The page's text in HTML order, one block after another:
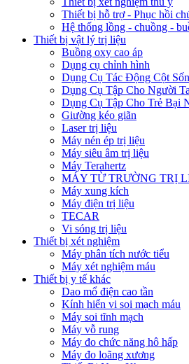
Thiết bị hỗ trợ - Phục hồi
Hệ thống lồng - chuồng -
Thiết bị vật lý trị liệu
Buồng oxy cao áp
Dụng cụ chỉnh hình
Dụng Cụ Tác Động Cột
Dụng Cụ Tập Cho Người
Dụng Cụ Tập Cho Trẻ Bại
Giường kéo giãn
Laser trị liệu
Máy nén ép trị liệu
Máy siêu âm trị liệu
Máy Terahertz
MÁY TỪ TRƯỜNG TRỊ
Máy xung kích
Máy điện trị liệu
TECAR
Vi sóng trị liệu
Thiết bị xét nghiệm
Máy phân tích nước tiểu
Máy xét nghiệm máu
Thiết bị y tế khác
Dao mổ điện cao tần
Kính hiển vi soi mạch máu
Máy soi tĩnh mạch
Máy vỗ rung
Máy đo chức năng hô hấp
Máy đo loãng xương